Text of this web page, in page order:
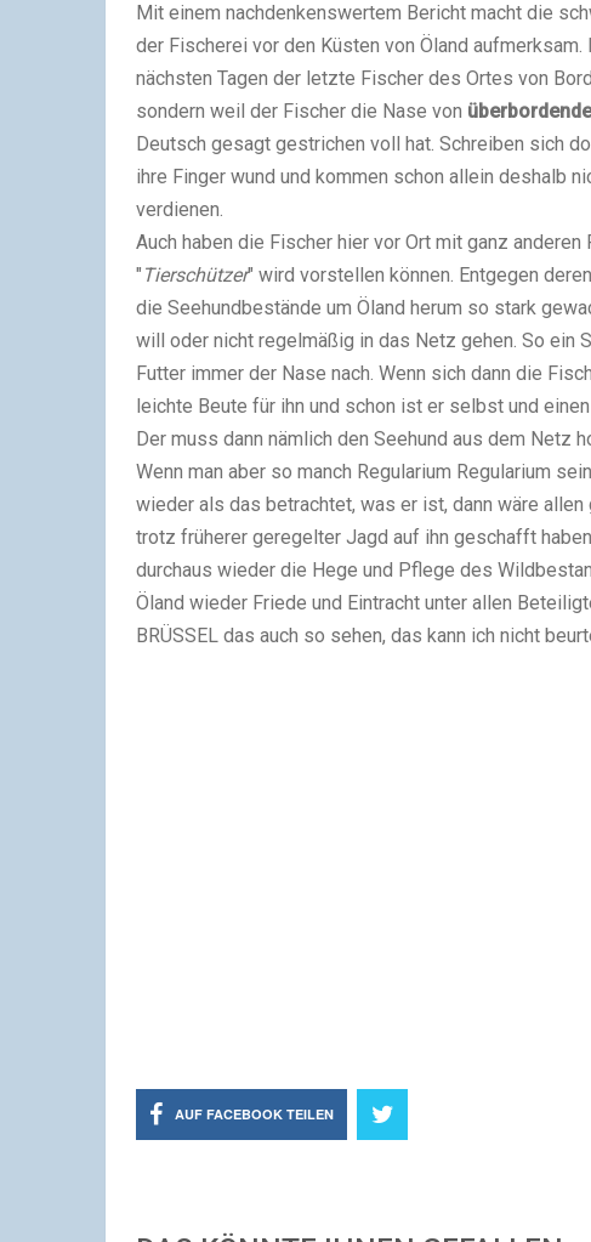
Mit einem nachdenkenswertem Bericht macht die
der Fischerei vor den Küsten von Öland
nächsten Tagen der letzte Fischer des Ortes von
sondern weil der Fischer die Nase von
Deutsch gesagt gestrichen voll hat. Schreiben sich
ihre Finger wund und kommen schon allein deshalb
verdienen.
Auch haben die Fischer hier vor Ort mit ganz
" Tierschützer" wird vorstellen können. Entgegen
die Seehundbestände um Öland herum so stark
will oder nicht regelmäßig in das Netz gehen. So ein
Futter immer der Nase nach. Wenn sich dann die
leichte Beute für ihn und schon ist er selbst und
Der muss dann nämlich den Seehund aus dem Netz
Wenn man aber so manch Regularium Regularium
wieder als das betrachtet, was er ist, dann wäre
trotz früherer geregelter Jagd auf ihn geschafft
durchaus wieder die Hege und Pflege des
Öland wieder Friede und Eintracht unter allen
BRÜSSEL das auch so sehen, das kann ich nicht
AUF FACEBOOK TEILEN